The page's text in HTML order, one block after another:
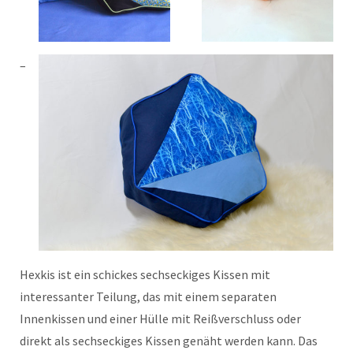
Hexkis ist ein schickes sechseckiges Kissen mit
interessanter Teilung, das mit einem separaten
Innenkissen und einer Hülle mit Reißverschluss oder
direkt als sechseckiges Kissen genäht werden kann. Das